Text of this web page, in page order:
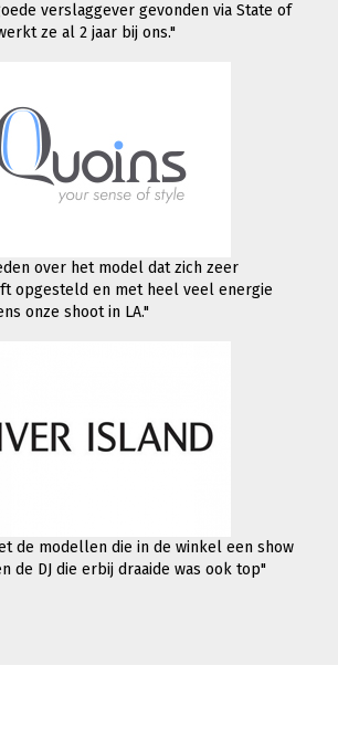
verslaggever gevonden via State of
ze al 2 jaar bij ons."
over het model dat zich zeer
opgesteld en met heel veel energie
onze shoot in LA."
de modellen die in de winkel een show
de DJ die erbij draaide was ook top"